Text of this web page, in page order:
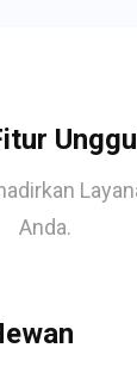
Anda.